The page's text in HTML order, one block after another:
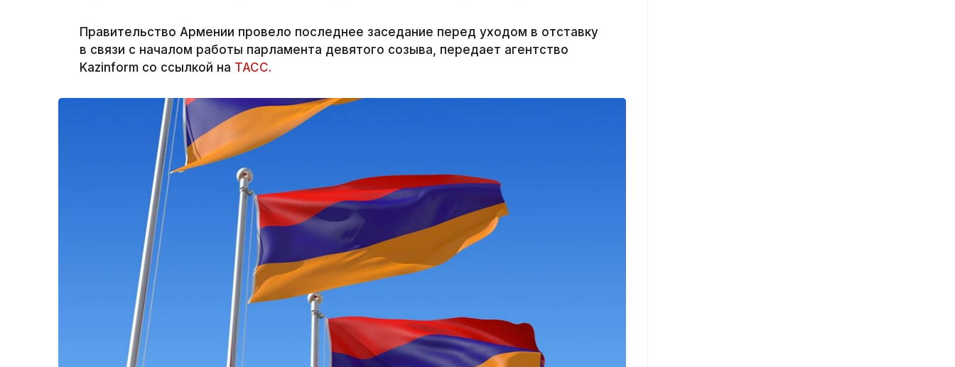
Правительство Армении провело последнее заседание перед уходом в отставку
в связи с началом работы парламента девятого созыва, передает агентство
Kazinform со ссылкой на ТАСС.